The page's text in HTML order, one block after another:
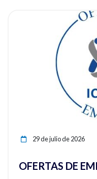
29 de julio de 2026
OFERTAS DE